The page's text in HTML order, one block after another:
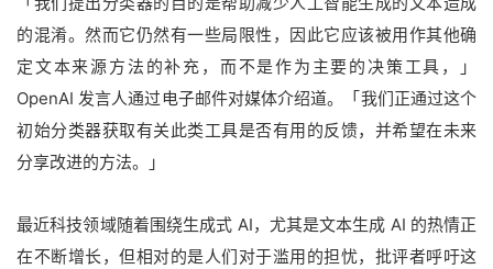
的混淆。然而它仍然有一些局限性，因此它应该被用作其他确
定文本来源方法的补充，而不是作为主要的决策工具，」
OpenAI 发言人通过电子邮件对媒体介绍道。「我们正通过这个
初始分类器获取有关此类工具是否有用的反馈，并希望在未来
分享改进的方法。」
最近科技领域随着围绕生成式 AI，尤其是文本生成 AI 的热情正
在不断增长，但相对的是人们对于滥用的担忧，批评者呼吁这